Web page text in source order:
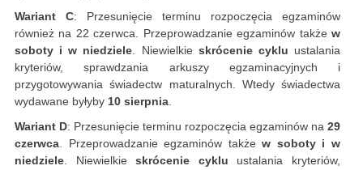
Wariant C: Przesunięcie terminu rozpoczęcia egzaminów
również na 22 czerwca. Przeprowadzanie egzaminów także w
soboty i w niedziele. Niewielkie skrócenie cyklu ustalania
kryteriów, sprawdzania arkuszy egzaminacyjnych i
przygotowywania świadectw maturalnych. Wtedy świadectwa
wydawane byłyby 10 sierpnia.
Wariant D: Przesunięcie terminu rozpoczęcia egzaminów na 29
czerwca. Przeprowadzanie egzaminów takżew soboty i w
niedziele. Niewielkieskrócenie cyklu ustalania kryteriów,